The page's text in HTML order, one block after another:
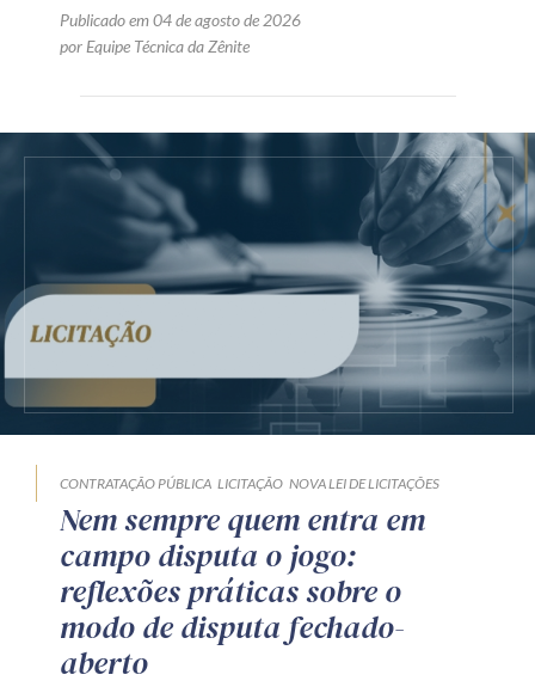
Publicado em 04 de agosto de 2026
por Equipe Técnica da Zênite
CONTRATAÇÃO PÚBLICA LICITAÇÃO NOVA LEI DE LICITAÇÕES
Nem sempre quem entra em
campo disputa o jogo:
reflexões práticas sobre o
modo de disputa fechado-
aberto